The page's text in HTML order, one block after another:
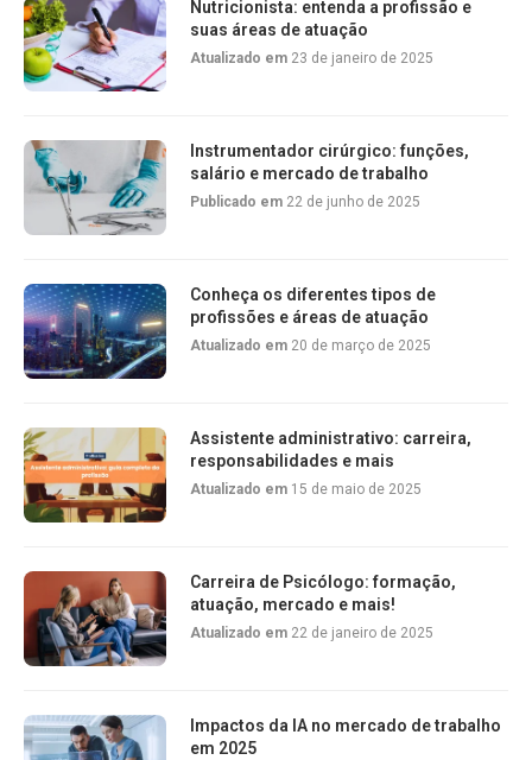
Nutricionista: entenda a profissão e
suas áreas de atuação
Atualizado em 23 de janeiro de 2025
Instrumentador cirúrgico: funções,
salário e mercado de trabalho
Publicado em 22 de junho de 2025
Conheça os diferentes tipos de
profissões e áreas de atuação
Atualizado em 20 de março de 2025
Assistente administrativo: carreira,
responsabilidades e mais
Atualizado em 15 de maio de 2025
Carreira de Psicólogo: formação,
atuação, mercado e mais!
Atualizado em 22 de janeiro de 2025
Impactos da IA no mercado de trabalho
em 2025